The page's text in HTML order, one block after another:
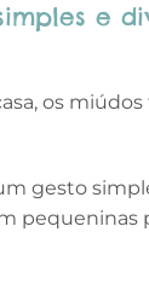
e
os
gesto